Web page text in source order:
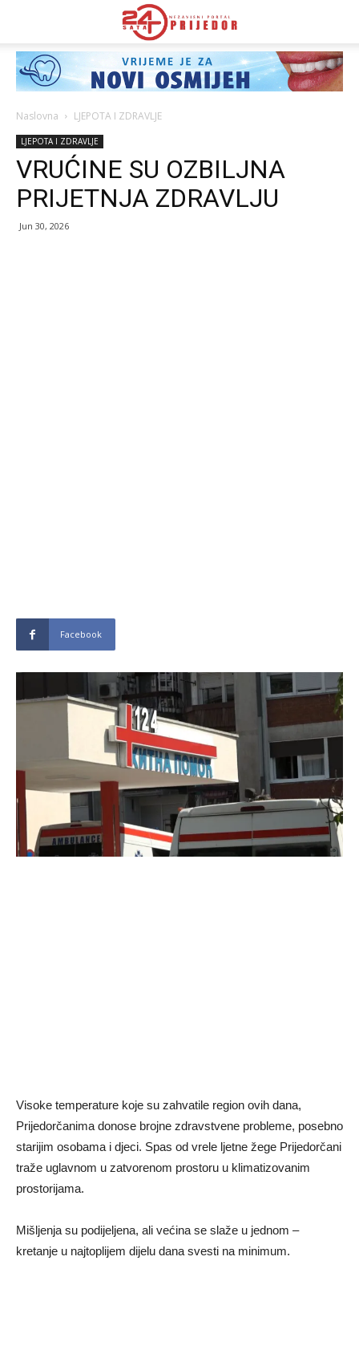
Naslovna LJEPOTA I ZDRAVLJE
LJEPOTA I ZDRAVLJE
VRUĆINE SU OZBILJNA
PRIJETNJA ZDRAVLJU
Jun 30, 2026
Facebook
Visoke temperature koje su zahvatile region ovih dana,
Prijedorčanima donose brojne zdravstvene probleme, posebno
starijim osobama i djeci. Spas od vrele ljetne žege Prijedorčani
traže uglavnom u zatvorenom prostoru u klimatizovanim
prostorijama.
Mišljenja su podijeljena, ali većina se slaže u jednom –
kretanje u najtoplijem dijelu dana svesti na minimum.